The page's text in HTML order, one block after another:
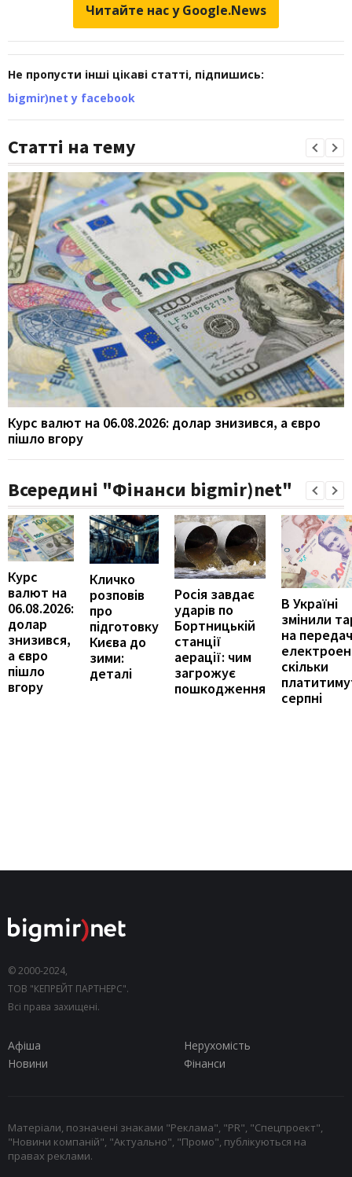
Читайте нас у Google.News
Не пропусти інші цікаві статті, підпишись:
bigmir)net у facebook
Статті на тему
Курс валют на 06.08.2026: долар знизився, а євро
пішло вгору
Всередині "Фінанси bigmir)net"
Курс
валют на
06.08.2026:
долар
знизився,
а євро
пішло
вгору
Кличко
розповів
про
підготовку
Києва до
зими:
деталі
Росія завдає
ударів по
Бортницькій
станції
аерації: чим
загрожує
пошкодження
В Україні
змінили
на
скільки
серпні
© 2000-2024,
ТОВ "КЕПРЕЙТ ПАРТНЕРС".
Всі права захищені.
Афіша
Нерухомість
Новини
Фінанси
Матеріали, позначені знаками "Реклама", "PR", "Спецпроект",
"Новини компаній", "Актуально", "Промо", публікуються на
правах реклами.